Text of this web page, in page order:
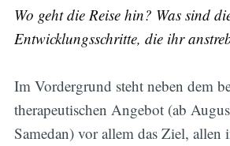
Wo geht die Reise hin? Was sind
Entwicklungsschritte, die ihr
Im Vordergrund steht neben dem
therapeutischen Angebot (ab
Samedan) vor allem das Ziel, allen